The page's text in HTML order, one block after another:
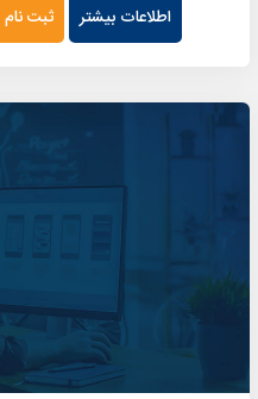
اطلاعات بیشتر ثبت نام